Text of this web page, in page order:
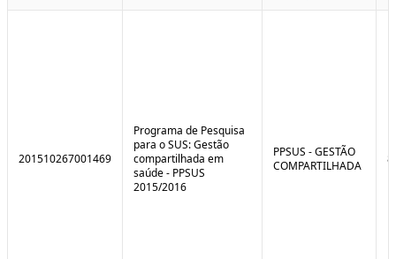
201510267001469
Programa de Pesquisa
para o SUS: Gestão
compartilhada em
saúde - PPSUS
2015/2016
PPSUS - GESTÃO
COMPARTILHADA